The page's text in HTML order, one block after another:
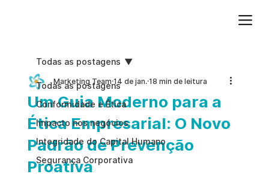
Todas as postagens
Conformidade e Ética
Impacto nos negócios
Integridade do Capital Humano
Segurança Corporativa
Todas as postagens
Um Guia Moderno para a
Ética Empresarial: O Novo
Padrão de Prevenção
Proativa
Marketing Team 14 de jan. 18 min de leitura